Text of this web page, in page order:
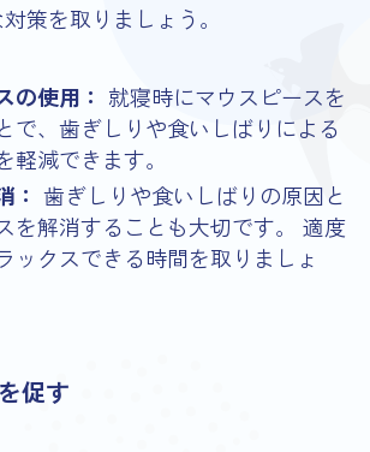
策を取りましょう。
の使用： 就寝時にマウスピースを
で、歯ぎしりや食いしばりによる
軽減できます。
： 歯ぎしりや食いしばりの原因と
を解消することも大切です。 適度
ックスできる時間を取りましょ
促す